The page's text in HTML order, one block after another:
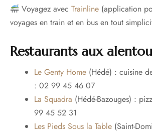
Voyagez avecTrainline (application
voyages en train et en bus en tout
Restaurants aux
Le Genty Home (Hédé) : cuisine
: 02 99 45 46 07
La Squadra (Hédé-Bazouges) :
99 45 52 31
Les Pieds Sous la Table (Saint-